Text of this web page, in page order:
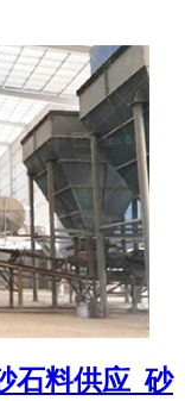
石料供应_砂